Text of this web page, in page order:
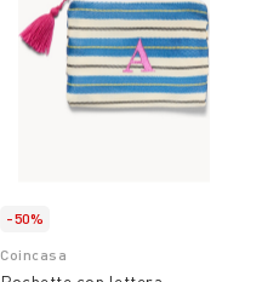
-50%
Coincasa